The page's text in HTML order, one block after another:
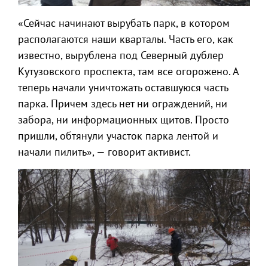
«Сейчас начинают вырубать парк, в котором
располагаются наши кварталы. Часть его, как
известно, вырублена под Северный дублер
Кутузовского проспекта, там все огорожено. А
теперь начали уничтожать оставшуюся часть
парка. Причем здесь нет ни ограждений, ни
забора, ни информационных щитов. Просто
пришли, обтянули участок парка лентой и
начали пилить», — говорит активист.